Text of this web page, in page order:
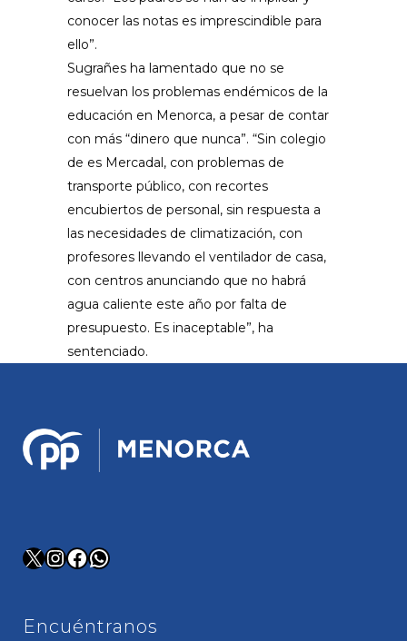
conocer las notas es imprescindible para
ello”.
Sugrañes ha lamentado que no se
resuelvan los problemas endémicos de la
educación en Menorca, a pesar de contar
con más “dinero que nunca”. “Sin colegio
de es Mercadal, con problemas de
transporte público, con recortes
encubiertos de personal, sin respuesta a
las necesidades de climatización, con
profesores llevando el ventilador de casa,
con centros anunciando que no habrá
agua caliente este año por falta de
presupuesto. Es inaceptable”, ha
sentenciado.
X Instagram
Facebook
WhatsApp
Encuéntranos